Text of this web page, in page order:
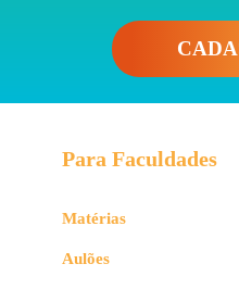
Para Faculdades
Matérias
Aulões